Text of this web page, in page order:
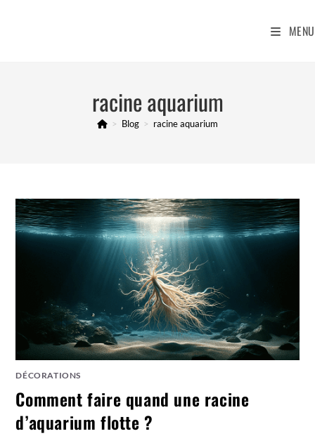
MENU
racine aquarium
> Blog > racine aquarium
DÉCORATIONS
Comment faire quand une racine
d’aquarium flotte ?